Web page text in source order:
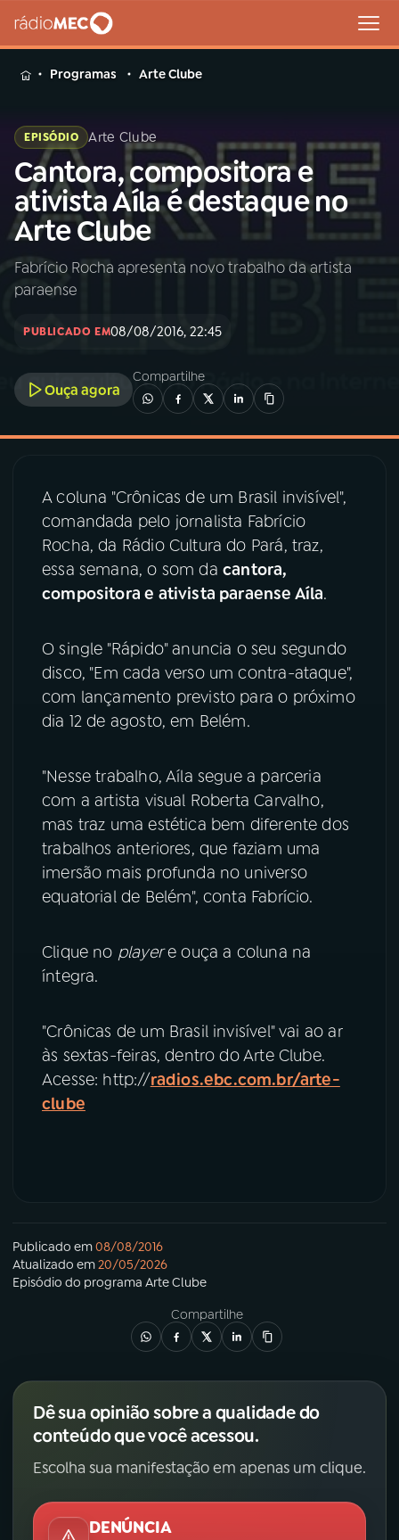
MENU
Buscar
na
Rádio
MEC
Buscar
Início AO VIVO
INÍCIO
A RÁDIO
03PROGRAMAÇÃO
04PROGRAMAS
07ÚLTIMAS
ACOMPANHE A RÁDIO MEC
Instagram X
Programas Arte Clube
EPISÓDIO Arte Clube
Cantora, compositora e
ativista Aíla é destaque no
Arte Clube
Fabrício Rocha apresenta novo trabalho da artista
paraense
PUBLICADO EM08/08/2016, 22:45
Ouça agora
Compartilhe
A coluna "Crônicas de um Brasil invisível",
comandada pelo jornalista Fabrício
Rocha, da Rádio Cultura do Pará, traz,
essa semana, o som da cantora,
compositora e ativista paraense Aíla.
O single "Rápido" anuncia o seu segundo
disco, "Em cada verso um contra-ataque",
com lançamento previsto para o próximo
dia 12 de agosto, em Belém.
"Nesse trabalho, Aíla segue a parceria
com a artista visual Roberta Carvalho,
mas traz uma estética bem diferente dos
trabalhos anteriores, que faziam uma
imersão mais profunda no universo
equatorial de Belém", conta Fabrício.
Clique no playere ouça a coluna na
íntegra.
"Crônicas de um Brasil invisível" vai ao ar
às sextas-feiras, dentro do Arte Clube.
Acesse: http://radios.ebc.com.br/arte-
clube
Publicado em08/08/2016
Atualizado em20/05/2026
Episódio do programa Arte Clube
Compartilhe
Dê sua opinião sobre a qualidade do
conteúdo que você acessou.
Escolha sua manifestação em apenas um clique.
DENÚNCIA